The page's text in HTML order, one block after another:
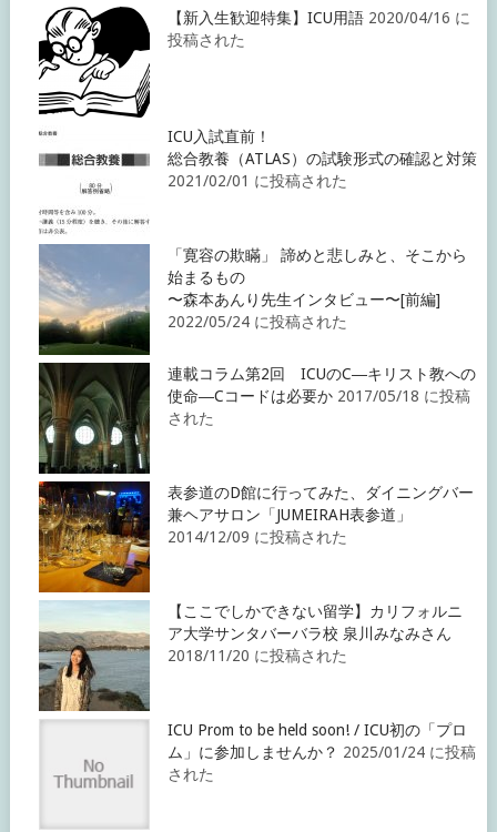
【新入生歓迎特集】ICU用語 2020/04/16 に
投稿された
ICU入試直前！
総合教養（ATLAS）の試験形式の確認と対策
2021/02/01 に投稿された
「寛容の欺瞞」 諦めと悲しみと、そこから
始まるもの
〜森本あんり先生インタビュー〜[前編]
2022/05/24 に投稿された
連載コラム第2回 ICUのC―キリスト教への
使命―Cコードは必要か 2017/05/18 に投稿
された
表参道のD館に行ってみた、ダイニングバー
兼ヘアサロン「JUMEIRAH表参道」
2014/12/09 に投稿された
【ここでしかできない留学】カリフォルニ
ア大学サンタバーバラ校 泉川みなみさん
2018/11/20 に投稿された
ICU Prom to be held soon! / ICU初の「プロ
ム」に参加しませんか？ 2025/01/24 に投稿
された